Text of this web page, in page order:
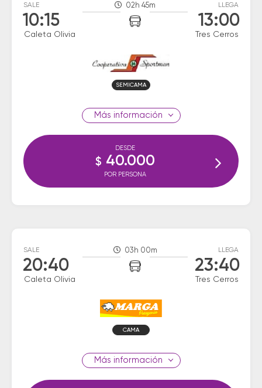
SALE
10:15
Caleta Olivia
02h 45m LLEGA
13:00
Tres Cerros
SEMICAMA
información
DESDE
$ 40.000
POR PERSONA
SALE
20:40
Caleta Olivia
03h 00m LLEGA
23:40
Tres Cerros
CAMA
información